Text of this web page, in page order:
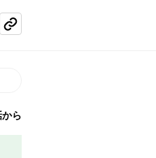
る
インでシェアする
コピーする
から